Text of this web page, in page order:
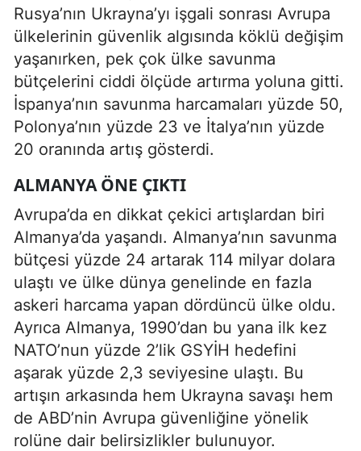
Rusya’nın Ukrayna’yı işgali sonrası Avrupa
ülkelerinin güvenlik algısında köklü değişim
yaşanırken, pek çok ülke savunma
bütçelerini ciddi ölçüde artırma yoluna gitti.
İspanya’nın savunma harcamaları yüzde 50,
Polonya’nın yüzde 23 ve İtalya’nın yüzde
20 oranında artış gösterdi.
ALMANYA ÖNE ÇIKTI
Avrupa’da en dikkat çekici artışlardan biri
Almanya’da yaşandı. Almanya’nın savunma
bütçesi yüzde 24 artarak 114 milyar dolara
ulaştı ve ülke dünya genelinde en fazla
askeri harcama yapan dördüncü ülke oldu.
Ayrıca Almanya, 1990’dan bu yana ilk kez
NATO’nun yüzde 2’lik GSYİH hedefini
aşarak yüzde 2,3 seviyesine ulaştı. Bu
artışın arkasında hem Ukrayna savaşı hem
de ABD’nin Avrupa güvenliğine yönelik
rolüne dair belirsizlikler bulunuyor.